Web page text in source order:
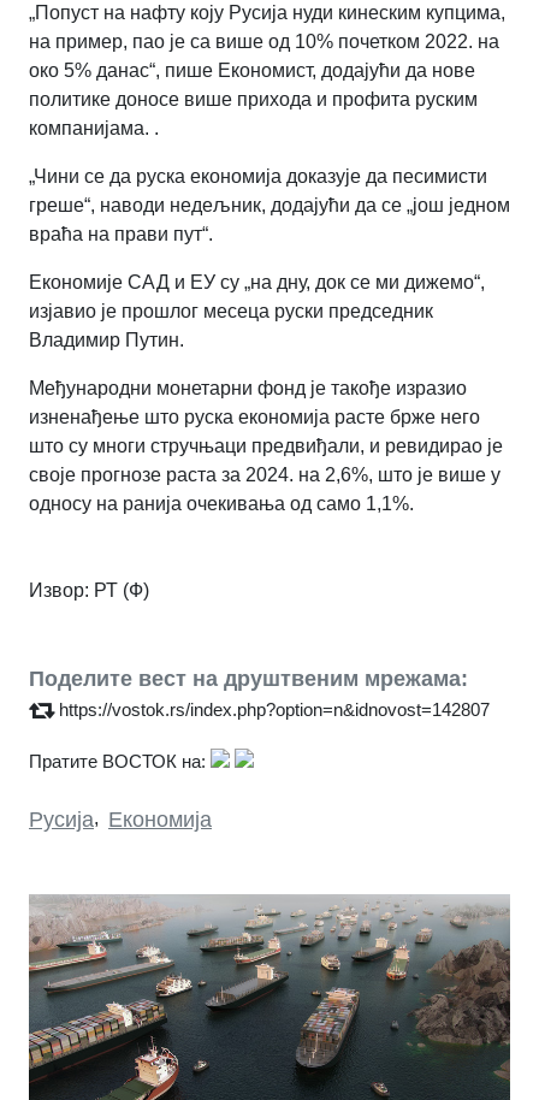
„Попуст на нафту коју Русија нуди кинеским купцима,
на пример, пао је са више од 10% почетком 2022. на
око 5% данас“, пише Економист, додајући да нове
политике доносе више прихода и профита руским
компанијама. .
„Чини се да руска економија доказује да песимисти
греше“, наводи недељник, додајући да се „још једном
враћа на прави пут“.
Економије САД и ЕУ су „на дну, док се ми дижемо“,
изјавио је прошлог месеца руски председник
Владимир Путин.
Међународни монетарни фонд је такође изразио
изненађење што руска економија расте брже него
што су многи стручњаци предвиђали, и ревидирао је
своје прогнозе раста за 2024. на 2,6%, што је више у
односу на ранија очекивања од само 1,1%.
Извор: РТ (Ф)
Поделите вест на друштвеним мрежама:
https://vostok.rs/index.php?option=n&idnovost=142807
Пратите ВОСТОК на:
Русија, Економија